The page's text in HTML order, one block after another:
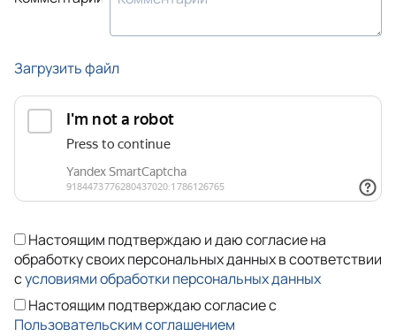
Загрузить файл
Настоящим подтверждаю и даю согласие на
обработку своих персональных данных в соответствии
сусловиями обработки персональных данных
Настоящим подтверждаю согласие с
Пользовательским соглашением